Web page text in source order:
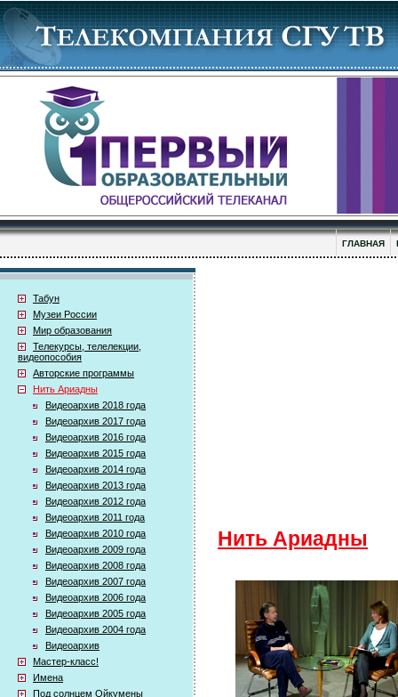
ГЛАВНАЯ
Табун
Музеи России
Мир образования
Телекурсы, телелекции,
видеопособия
Авторские программы
Нить Ариадны
Видеоархив 2018 года
Видеоархив 2017 года
Видеоархив 2016 года
Видеоархив 2015 года
Видеоархив 2014 года
Видеоархив 2013 года
Видеоархив 2012 года
Видеоархив 2011 года
Видеоархив 2010 года
Видеоархив 2009 года
Видеоархив 2008 года
Видеоархив 2007 года
Видеоархив 2006 года
Видеоархив 2005 года
Видеоархив 2004 года
Видеоархив
Мастер-класс!
Имена
Под солнцем Ойкумены
Нить Ариадны